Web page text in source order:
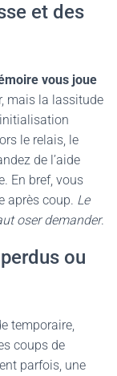
et des
vous joue
mais la lassitude
le relais, le
de l’aide
En bref, vous
après coup. Le
oser demander.
ou
temporaire,
coups de
parfois, une